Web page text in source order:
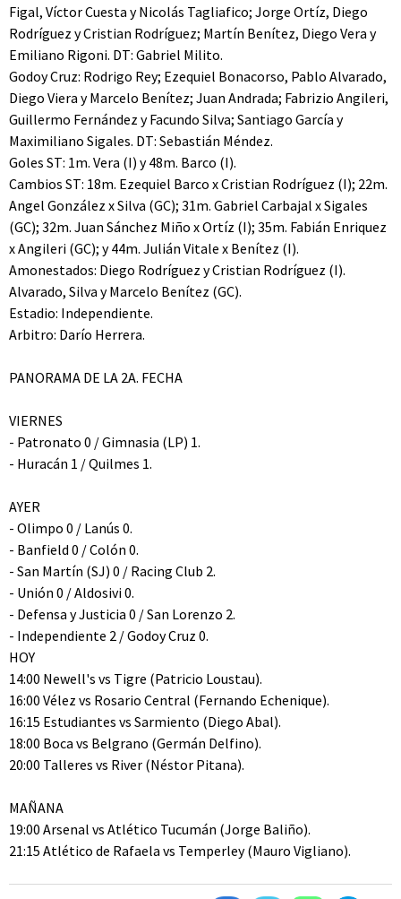
Figal, Víctor Cuesta y Nicolás Tagliafico; Jorge Ortíz, Diego
Rodríguez y Cristian Rodríguez; Martín Benítez, Diego Vera y
Emiliano Rigoni. DT: Gabriel Milito.
Godoy Cruz: Rodrigo Rey; Ezequiel Bonacorso, Pablo Alvarado,
Diego Viera y Marcelo Benítez; Juan Andrada; Fabrizio Angileri,
Guillermo Fernández y Facundo Silva; Santiago García y
Maximiliano Sigales. DT: Sebastián Méndez.
Goles ST: 1m. Vera (I) y 48m. Barco (I).
Cambios ST: 18m. Ezequiel Barco x Cristian Rodríguez (I); 22m.
Angel González x Silva (GC); 31m. Gabriel Carbajal x Sigales
(GC); 32m. Juan Sánchez Miño x Ortíz (I); 35m. Fabián Enriquez
x Angileri (GC); y 44m. Julián Vitale x Benítez (I).
Amonestados: Diego Rodríguez y Cristian Rodríguez (I).
Alvarado, Silva y Marcelo Benítez (GC).
Estadio: Independiente.
Arbitro: Darío Herrera.
PANORAMA DE LA 2A. FECHA
VIERNES
- Patronato 0 / Gimnasia (LP) 1.
- Huracán 1 / Quilmes 1.
AYER
- Olimpo 0 / Lanús 0.
- Banfield 0 / Colón 0.
- San Martín (SJ) 0 / Racing Club 2.
- Unión 0 / Aldosivi 0.
- Defensa y Justicia 0 / San Lorenzo 2.
- Independiente 2 / Godoy Cruz 0.
HOY
14:00 Newell's vs Tigre (Patricio Loustau).
16:00 Vélez vs Rosario Central (Fernando Echenique).
16:15 Estudiantes vs Sarmiento (Diego Abal).
18:00 Boca vs Belgrano (Germán Delfino).
20:00 Talleres vs River (Néstor Pitana).
MAÑANA
19:00 Arsenal vs Atlético Tucumán (Jorge Baliño).
21:15 Atlético de Rafaela vs Temperley (Mauro Vigliano).